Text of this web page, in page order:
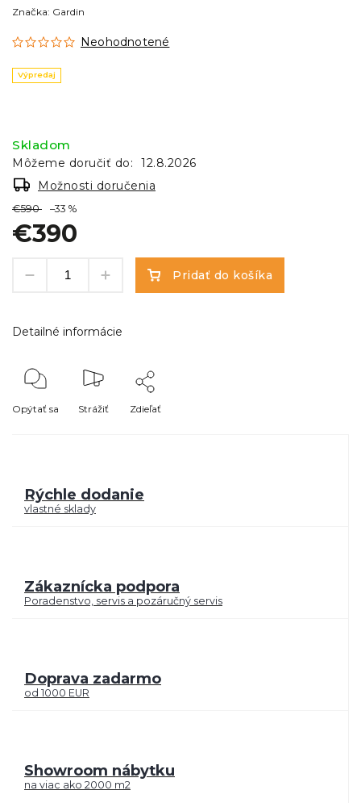
Výpredaj
Neohodnotené
Značka: Gardin
€590 –33 %
€390
Skladom
Môžeme doručiť do:
12.8.2026
Možnosti doručenia
Pridať do košíka
Detailné informácie
Opýtať sa Strážiť Zdieľať
Rýchle dodanie
vlastné sklady
Zákaznícka podpora
Poradenstvo, servis a pozáručný servis
Doprava zadarmo
od 1000 EUR
Showroom nábytku
na viac ako 2000 m2